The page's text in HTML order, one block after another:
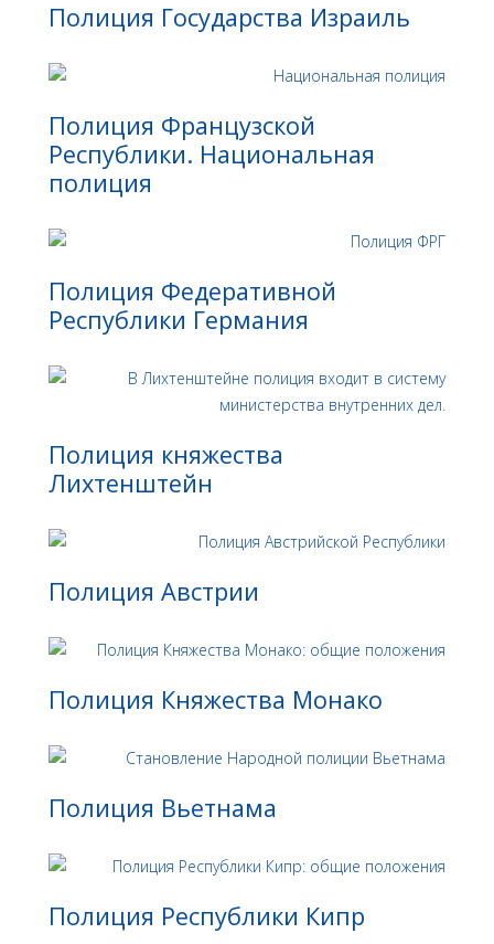
Полиция Государства Израиль
Полиция Французской
Республики. Национальная
полиция
Полиция Федеративной
Республики Германия
Полиция княжества
Лихтенштейн
Полиция Австрии
Полиция Княжества Монако
Полиция Вьетнама
Полиция Республики Кипр